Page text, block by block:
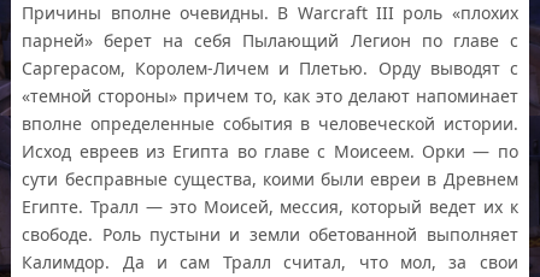
Причины вполне очевидны. В Warcraft III роль «плохих
парней» берет на себя Пылающий Легион по главе с
Саргерасом, Королем-Личем и Плетью. Орду выводят с
«темной стороны» причем то, как это делают напоминает
вполне определенные события в человеческой истории.
Исход евреев из Египта во главе с Моисеем. Орки — по
сути бесправные существа, коими были евреи в Древнем
Египте. Тралл — это Моисей, мессия, который ведет их к
свободе. Роль пустыни и земли обетованной выполняет
Калимдор. Да и сам Тралл считал, что мол, за свои